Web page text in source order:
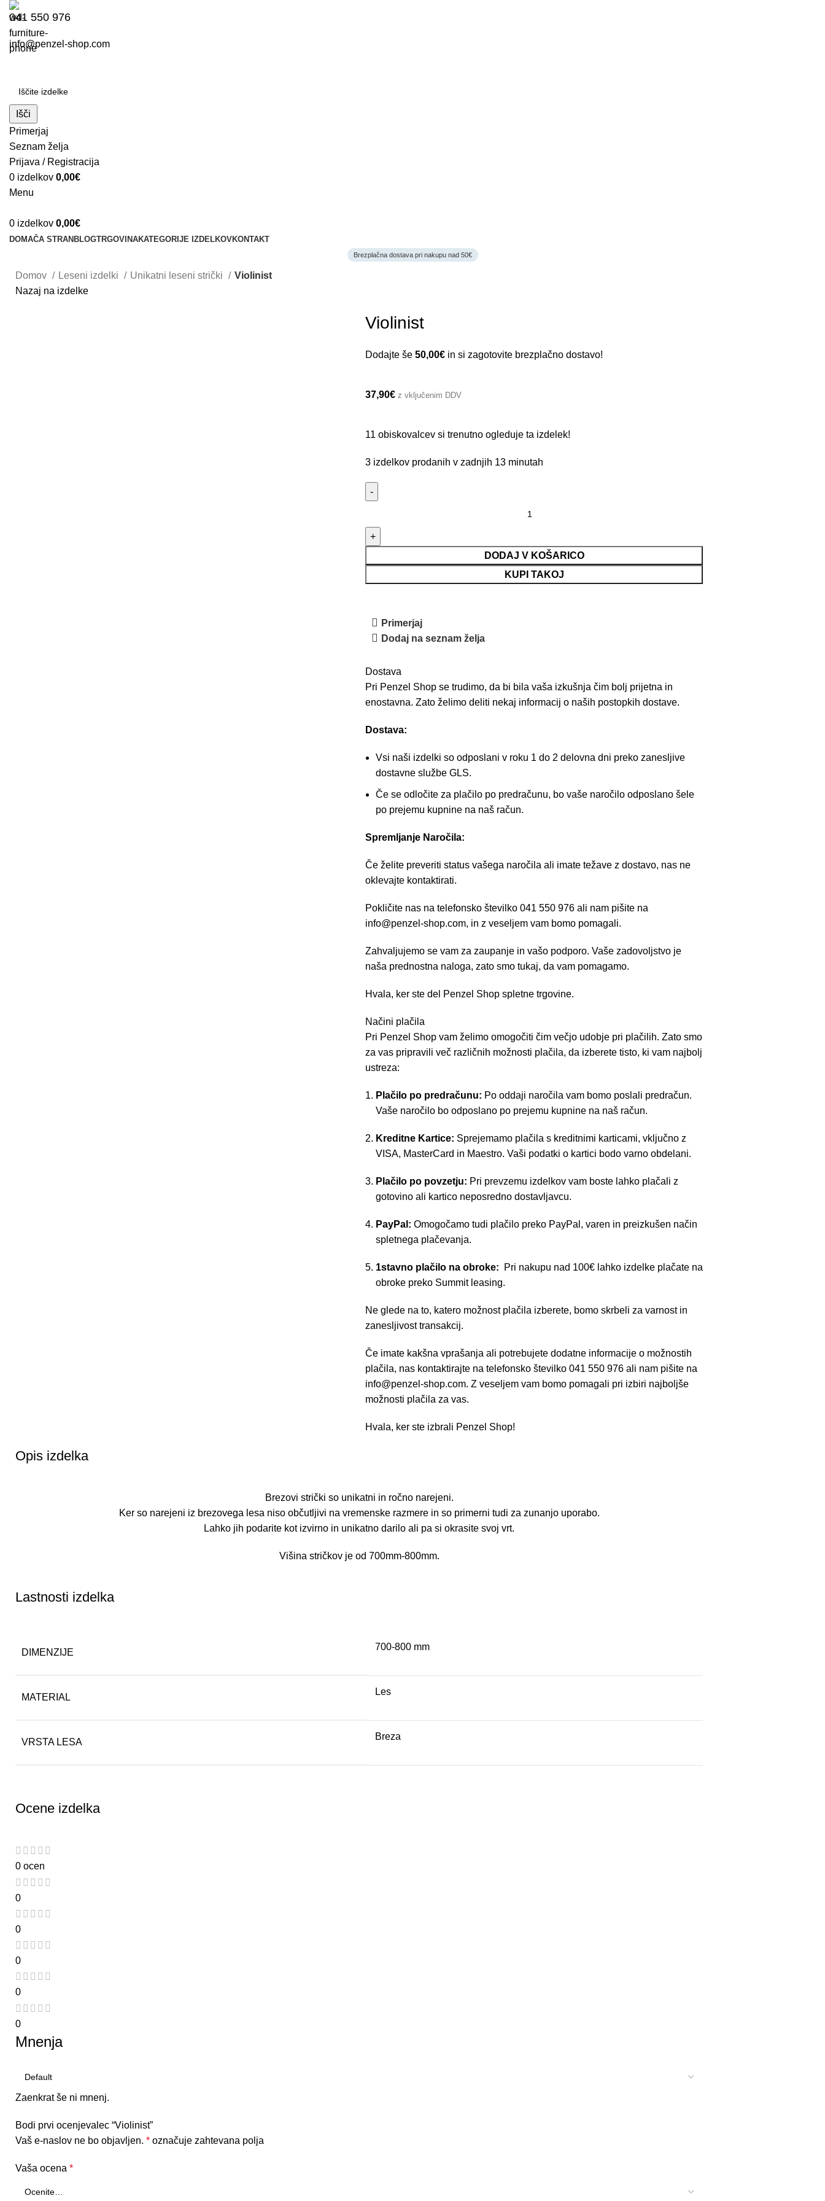
041 550 976
info@penzel-shop.com
Išči
Primerjaj
Seznam želja
Prijava / Registracija
0 izdelkov 0,00€
Menu
0 izdelkov 0,00€
DOMAČA STRAN BLOGTRGOVINAKATEGORIJE IZDELKOVKONTAKT
Brezplačna dostava pri nakupu nad 50€
Domov Leseni izdelki Unikatni leseni strički
Violinist
Nazaj na izdelke
Violinist
Dodajte še 50,00€ in si zagotovite brezplačno dostavo!
37,90€ z vključenim DDV
11 obiskovalcev si trenutno ogleduje ta izdelek!
3 izdelkov prodanih v zadnjih 13 minutah
DODAJ V KOŠARICO
KUPI TAKOJ
Primerjaj
Dodaj na seznam želja
Dostava
Pri Penzel Shop se trudimo, da bi bila vaša izkušnja čim bolj prijetna in
enostavna. Zato želimo deliti nekaj informacij o naših postopkih dostave.
Dostava:
Vsi naši izdelki so odposlani v roku 1 do 2 delovna dni preko zanesljive
dostavne službe GLS.
Če se odločite za plačilo po predračunu, bo vaše naročilo odposlano šele
po prejemu kupnine na naš račun.
Spremljanje Naročila:
Če želite preveriti status vašega naročila ali imate težave z dostavo, nas ne
oklevajte kontaktirati.
Pokličite nas na telefonsko številko 041 550 976 ali nam pišite na
info@penzel-shop.com, in z veseljem vam bomo pomagali.
Zahvaljujemo se vam za zaupanje in vašo podporo. Vaše zadovoljstvo je
naša prednostna naloga, zato smo tukaj, da vam pomagamo.
Hvala, ker ste del Penzel Shop spletne trgovine.
Načini plačila
Pri Penzel Shop vam želimo omogočiti čim večjo udobje pri plačilih. Zato smo
za vas pripravili več različnih možnosti plačila, da izberete tisto, ki vam najbolj
ustreza:
Plačilo po predračunu: Po oddaji naročila vam bomo poslali predračun.
Vaše naročilo bo odposlano po prejemu kupnine na naš račun.
Kreditne Kartice: Sprejemamo plačila s kreditnimi karticami, vključno z
VISA, MasterCard in Maestro. Vaši podatki o kartici bodo varno obdelani.
Plačilo po povzetju: Pri prevzemu izdelkov vam boste lahko plačali z
gotovino ali kartico neposredno dostavljavcu.
PayPal: Omogočamo tudi plačilo preko PayPal, varen in preizkušen način
spletnega plačevanja.
1stavno plačilo na obroke:
Pri nakupu nad 100€ lahko izdelke plačate na
obroke preko Summit leasing.
Ne glede na to, katero možnost plačila izberete, bomo skrbeli za varnost in
zanesljivost transakcij.
Če imate kakšna vprašanja ali potrebujete dodatne informacije o možnostih
plačila, nas kontaktirajte na telefonsko številko 041 550 976 ali nam pišite na
info@penzel-shop.com. Z veseljem vam bomo pomagali pri izbiri najboljše
možnosti plačila za vas.
Hvala, ker ste izbrali Penzel Shop!
Opis izdelka
Brezovi strički so unikatni in ročno narejeni.
Ker so narejeni iz brezovega lesa niso občutljivi na vremenske razmere in so primerni tudi za zunanjo uporabo.
Lahko jih podarite kot izvirno in unikatno darilo ali pa si okrasite svoj vrt.
Višina stričkov je od 700mm-800mm.
Lastnosti izdelka
DIMENZIJE
700-800 mm
MATERIAL
Les
VRSTA LESA
Breza
Ocene izdelka
0 ocen
0
0
0
0
0
Mnenja
Zaenkrat še ni mnenj.
Bodi prvi ocenjevalec “Violinist”
Vaš e-naslov ne bo objavljen. * označuje zahtevana polja
Vaša ocena *